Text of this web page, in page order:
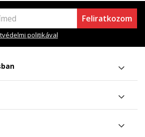
Feliratkozom
politikával